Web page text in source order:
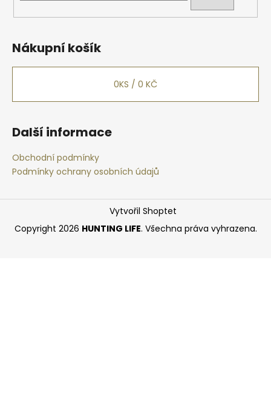
Nákupní košík
0KS / 0 KČ
Další informace
Obchodní podmínky
Podmínky ochrany osobních údajů
Vytvořil Shoptet
Copyright 2026 HUNTING LIFE. Všechna práva vyhrazena.